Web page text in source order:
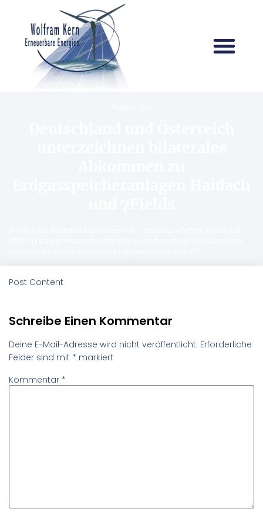
Post Content
Schreibe Einen Kommentar
Deine E-Mail-Adresse wird nicht veröffentlicht. Erforderliche
Felder sind mit * markiert
Kommentar *